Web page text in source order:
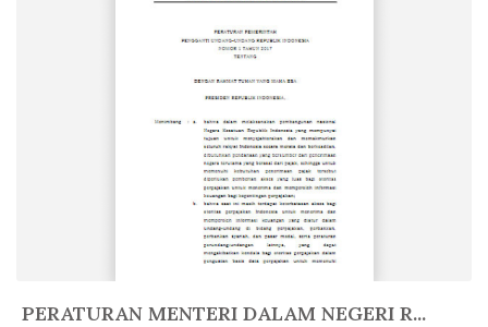
PERATURAN MENTERI DALAM NEGERI R...